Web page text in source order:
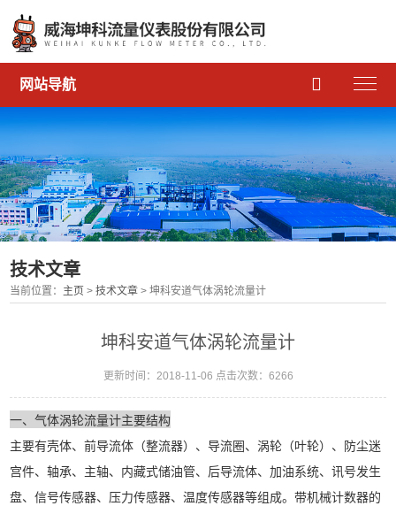
网站导航 
技术文章
当前位置： 主页 >技术文章 > 坤科安道气体涡轮流量计
坤科安道气体涡轮流量计
更新时间：2018-11-06 点击次数：6266
一、气体涡轮流量计主要结构
主要有壳体、前导流体（整流器）、导流圈、涡轮（叶轮）、防尘迷
宫件、轴承、主轴、内藏式储油管、后导流体、加油系统、讯号发生
盘、信号传感器、压力传感器、温度传感器等组成。带机械计数器的